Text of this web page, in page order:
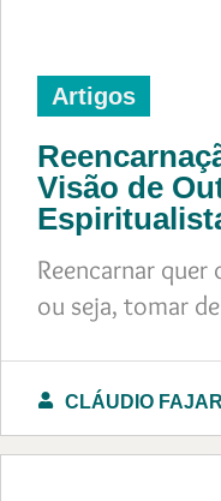
Artigos
Visão de
Reencarnar
ou seja, tomar
CLÁUDIO